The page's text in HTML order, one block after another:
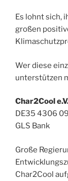
Es lohnt sich,
großen
Wer diese
unterstützen
Char2Cool
DE35 4306
GLS Bank
Große
Char2Cool